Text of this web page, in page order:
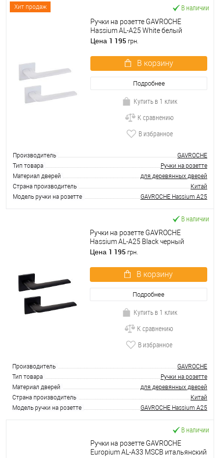
Хит продаж В наличии
Ручки на розетте GAVROCHE
Hassium AL-A25 White белый
Цена 1 195 грн.
В корзину
Подробнее
Купить в 1 клик
К сравнению
В избранное
Производитель
GAVROCHE
Тип товара
Ручки на розетте
Материал дверей
для деревянных дверей
Страна производитель
Китай
Модель ручки на розетте
GAVROCHE Hassium A25
В наличии
Ручки на розетте GAVROCHE
Hassium AL-A25 Black черный
Цена 1 195 грн.
В корзину
Подробнее
Купить в 1 клик
К сравнению
В избранное
Производитель
GAVROCHE
Тип товара
Ручки на розетте
Материал дверей
для деревянных дверей
Страна производитель
Китай
Модель ручки на розетте
GAVROCHE Hassium A25
В наличии
Ручки на розетте GAVROCHE
Europium AL-A33 MSCB итальянский